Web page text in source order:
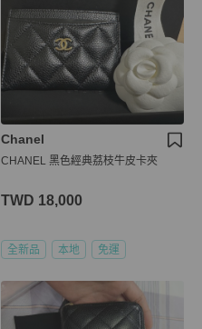
Chanel
CHANEL 黑色經典荔枝牛皮卡夾
TWD 18,000
全新品 本地 免運